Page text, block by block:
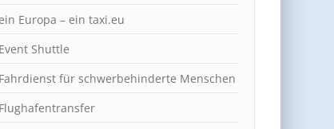
Europa – ein taxi.eu
Event Shuttle
Fahrdienst für schwerbehinderte Menschen
Flughafentransfer